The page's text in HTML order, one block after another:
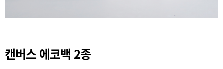
캔버스 에코백 2종